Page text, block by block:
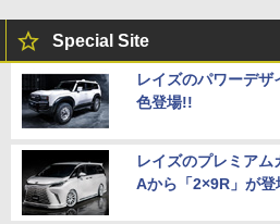
Special Site
レイズのパワーデ
色登場!!
レイズのプレミア
Aから「2×9R」が登